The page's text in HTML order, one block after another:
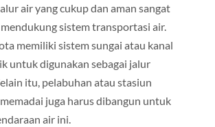
air yang cukup dan aman sangat
sistem transportasi air.
memiliki sistem sungai atau kanal
untuk digunakan sebagai jalur
itu, pelabuhan atau stasiun
juga harus dibangun untuk
air ini.